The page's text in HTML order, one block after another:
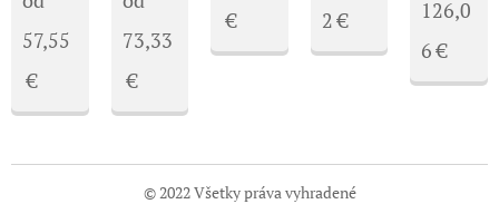
57,55
€
73,33
€
€
2€
126,0
6€
© 2022 Všetky práva vyhradené